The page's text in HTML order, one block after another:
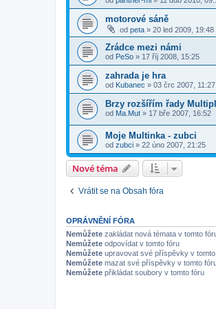
motorové sáně
od peta » 20 led 2009, 19:48
Zrádce mezi námi
od PeSo » 17 říj 2008, 15:25
zahrada je hra
od Kubanec » 03 črc 2007, 11:27
Brzy rozšířím řady
od Ma.Mut » 17 bře 2007, 16:52
Moje Multinka - zubci
od zubci » 22 úno 2007, 21:25
Nové téma
Vrátit se na Obsah fóra
OPRÁVNĚNÍ FÓRA
Nemůžete zakládat nová témata v tomto
Nemůžete odpovídat v tomto fóru
Nemůžete upravovat své příspěvky v
Nemůžete mazat své příspěvky v tomto
Nemůžete přikládat soubory v tomto fóru